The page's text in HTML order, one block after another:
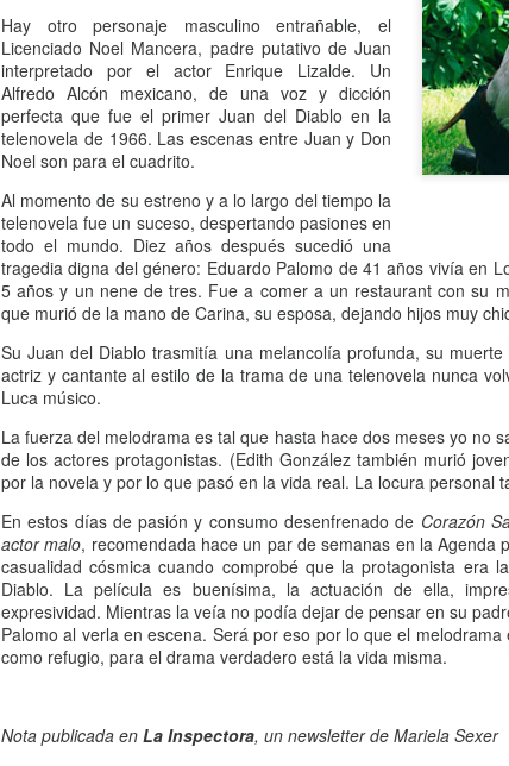
Hay otro personaje masculino entrañable, el
Licenciado Noel Mancera, padre putativo de Juan
interpretado por el actor Enrique Lizalde. Un
Alfredo Alcón mexicano, de una voz y dicción
perfecta que fue el primer Juan del Diablo en la
telenovela de 1966. Las escenas entre Juan y Don
Noel son para el cuadrito.
Al momento de su estreno y a lo largo del tiempo la
telenovela fue un suceso, despertando pasiones en
todo el mundo. Diez años después sucedió una
tragedia digna del género: Eduardo Palomo de 41 años vivía en
5 años y un nene de tres. Fue a comer a un restaurant con su
que murió de la mano de Carina, su esposa, dejando hijos muy
Su Juan del Diablo trasmitía una melancolía profunda, su
actriz y cantante al estilo de la trama de una telenovela nunca
Luca músico.
La fuerza del melodrama es tal que hasta hace dos meses yo no
de los actores protagonistas. (Edith González también murió
por la novela y por lo que pasó en la vida real. La locura personal
En estos días de pasión y consumo desenfrenado de Corazón
actor malo, recomendada hace un par de semanas en laAgenda
casualidad cósmica cuando comprobé que la protagonista era
Diablo. La película es buenísima, la actuación de ella,
expresividad. Mientras la veía no podía dejar de pensar en su
Palomo al verla en escena. Será por eso por lo que el
como refugio, para el drama verdadero está la vida misma.
Nota publicada en La Inspectora, un newsletter de Mariela Sexer
Manejar es algo que me enorgullece, creo que lo
disfruto mucho la libertad, la independencia y el
hacerlo.
Como señalé en la segunda entrega de La
muy significativa la diferencia de licencias de
el género en Argentina.
En Argentina, la conducción continúa siendo una
principalmente masculina.
JAN
13
Instructivo para ordenar un costurero
Por Florencia Bendersky
100 Damiselas. Hemos recorrido un largo camino,
parafraseando a los varones publicistas de los
vendernos a las mujeres cigarrillos (y habrían
cosa con tal de inducirnos a comprar otro
construyendo entre sus damiselas firmantes y
13
Por M.S.
Si hay en la actualidad un representante cabal de
fou sin medida por el llamado séptimo arte-, esa
dudarlo, Fernando Martín Peña. Alguien que
al cine como quien entra en religión, cumpliendo
con entrega absoluta desde los 8, cuando recibió